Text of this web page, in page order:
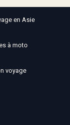
en Asie
à moto
voyage